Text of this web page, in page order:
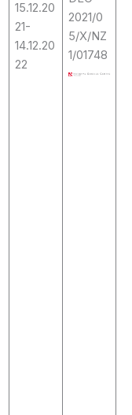
15.12.20
21-
14.12.20
22
2021/0
5/X/NZ
1/01748